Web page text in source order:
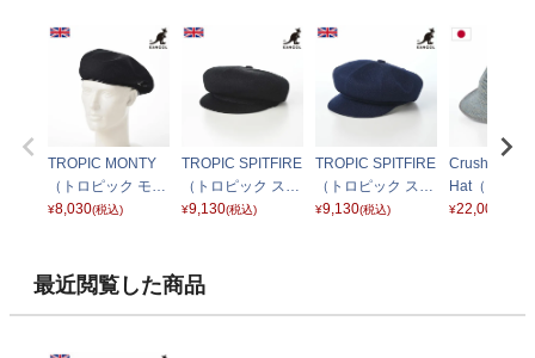
TROPIC MONTY
（トロピック モン
ティ） ブラック
¥8,030(税込)
TROPIC SPITFIRE
（トロピック スピ
ットファイア） ブ
¥9,130(税込)
TROPIC SPITFIRE
（トロピック スピ
ットファイア） ネ
¥9,130(税込)
Crushable
Hat（クラッ
ブル ラフィ
¥22,000
最近閲覧した商品